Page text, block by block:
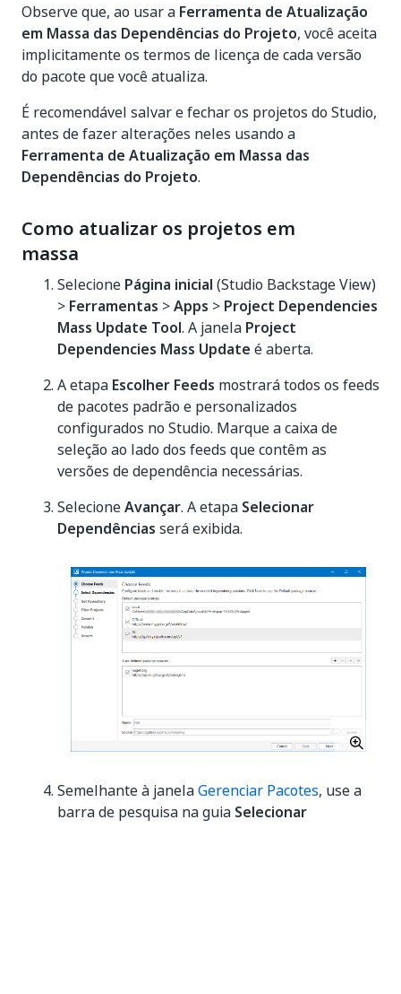
Observe que, ao usar a Ferramenta de Atualização
em Massa das Dependências do Projeto, você aceita
implicitamente os termos de licença de cada versão
do pacote que você atualiza.
É recomendável salvar e fechar os projetos do Studio,
antes de fazer alterações neles usando a
Ferramenta de Atualização em Massa das
Dependências do Projeto.
Como atualizar os projetos em
massa
Selecione Página inicial (Studio Backstage View)
> Ferramentas >Apps > Project Dependencies
Mass Update Tool. A janela Project
Dependencies Mass Update é aberta.
A etapa Escolher Feeds mostrará todos os feeds
de pacotes padrão e personalizados
configurados no Studio. Marque a caixa de
seleção ao lado dos feeds que contêm as
versões de dependência necessárias.
SelecioneAvançar. A etapa Selecionar
Dependências será exibida.
Semelhante à janelaGerenciar Pacotes, use a
barra de pesquisa na guia Selecionar